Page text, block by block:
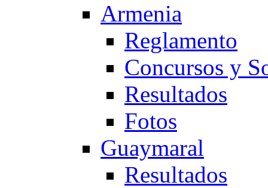
Armenia
Reglamento
Concursos y
Resultados
Fotos
Guaymaral
Resultados